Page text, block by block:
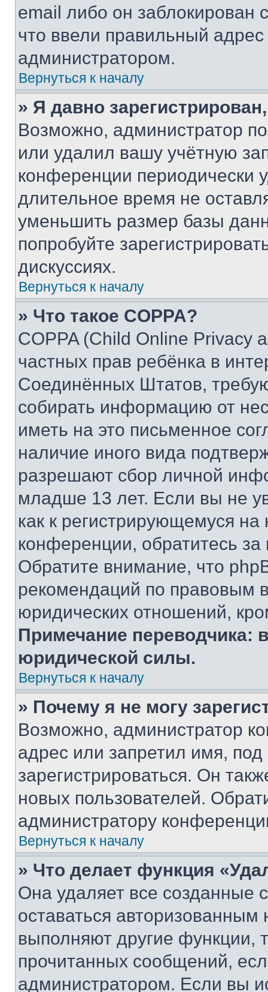
email либо он
что ввели правильный адрес
администратором.
Вернуться к началу
» Я давно
Возможно, администратор
или удалил вашу учётную
конференции периодически
длительное время не
уменьшить размер базы
попробуйте
дискуссиях.
Вернуться к началу
» Что такое COPPA?
COPPA (Child Online Privacy
частных прав ребёнка в
Соединённых Штатов,
собирать информацию от
иметь на это письменное
наличие иного вида
разрешают сбор личной
младше 13 лет. Если вы не
как к регистрирующемуся
конференции, обратитесь
Обратите внимание, что
рекомендаций по правовым
юридических отношений,
Примечание переводчика:
юридической силы.
Вернуться к началу
» Почему я не могу
Возможно, администратор
адрес или запретил имя,
зарегистрироваться. Он
новых пользователей.
администратору
Вернуться к началу
» Что делает функция
Она удаляет все созданные
оставаться
выполняют другие функции,
прочитанных сообщений,
администратором. Если вы